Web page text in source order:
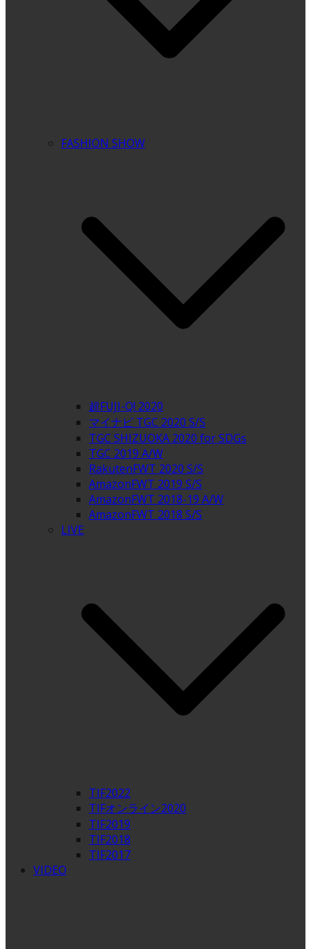
FASHION SHOW
超FUJI-Q! 2020
マイナビ TGC 2020 S/S
TGC SHIZUOKA 2020 for SDGs
TGC 2019 A/W
RakutenFWT 2020 S/S
AmazonFWT 2019 S/S
AmazonFWT 2018-19 A/W
AmazonFWT 2018 S/S
LIVE
TIF2022
TIFオンライン2020
TIF2019
TIF2018
TIF2017
VIDEO